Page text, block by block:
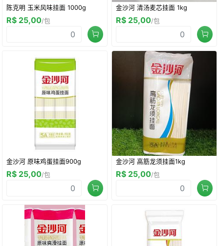
陈克明 玉米风味挂面 1000g
R$ 25,00/包
金沙河 清汤麦芯挂面 1kg
R$ 25,00/包
金沙河 原味鸡蛋挂面900g
R$ 25,00/包
金沙河 高筋龙须挂面1kg
R$ 25,00/包